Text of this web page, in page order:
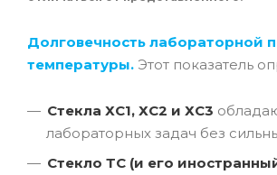
Долговечность лабораторной
температуры. Этот показатель
Стекла ХС1, ХС2 и ХС3
лабораторных задач без
Стекло ТС (и его